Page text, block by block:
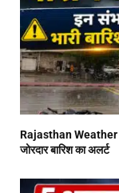
Rajasthan Weather
जोरदार बारिश का अलर्ट